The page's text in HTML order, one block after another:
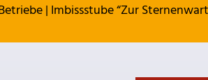
| Imbissstube “Zur